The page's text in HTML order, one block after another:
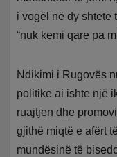
i vogël në dy shtete
“nuk kemi qare pa
Ndikimi i Rugovës
politike ai ishte një
ruajtjen dhe
gjithë miqtë e afërt
mundësinë të